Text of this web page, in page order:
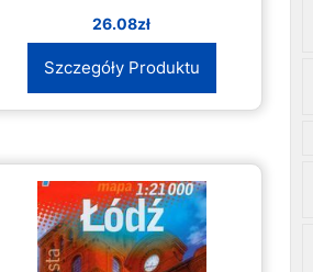
26.08zł
Szczegóły Produktu